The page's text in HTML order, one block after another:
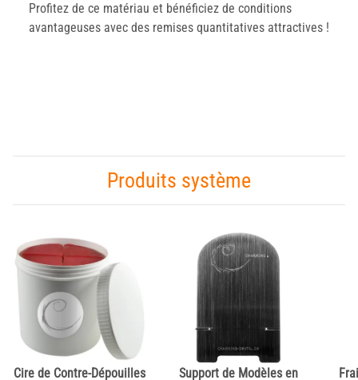
Profitez de ce matériau et bénéficiez de conditions
avantageuses avec des remises quantitatives attractives !
Produits système
Cire de Contre-Dépouilles
Support de Modèles en